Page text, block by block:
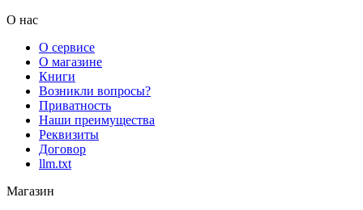
О нас
О сервисе
О магазине
Книги
Возникли вопросы?
Приватность
Наши преимущества
Реквизиты
Договор
llm.txt
Магазин